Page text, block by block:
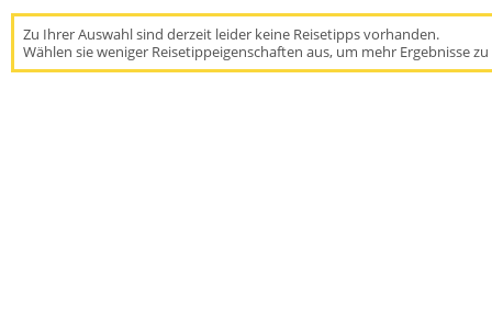
Zu Ihrer Auswahl sind derzeit leider keine Reisetipps vorhanden.
Wählen sie weniger Reisetippeigenschaften aus, um mehr Ergebnisse